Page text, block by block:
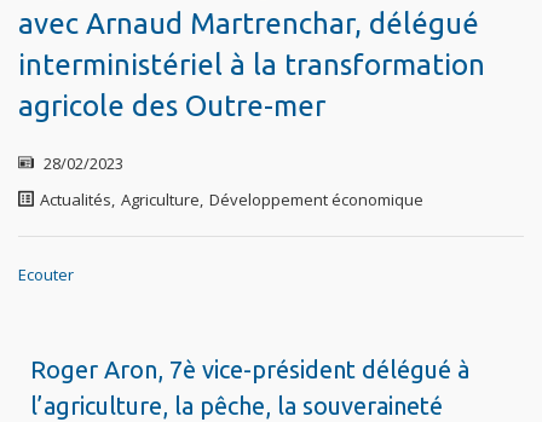
avec Arnaud Martrenchar, délégué
interministériel à la transformation
agricole des Outre-mer
28/02/2023
Actualités, Agriculture, Développement économique
Ecouter
Roger Aron, 7è vice-président délégué à
l’agriculture, la pêche, la souveraineté